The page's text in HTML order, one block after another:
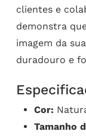
clientes e
demonstra
imagem da
duradouro e
Cor:
Tamanho